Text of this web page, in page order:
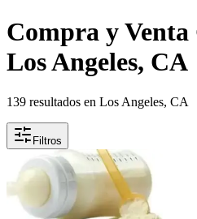
Compra y Venta
Los Angeles, CA
139 resultados en Los Angeles, CA
Filtros